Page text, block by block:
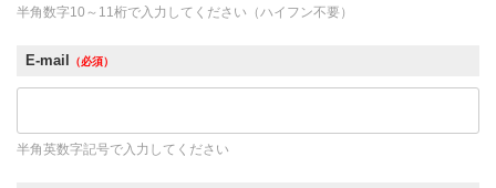
半角数字10～11桁で入力してください（ハイフン不要）
E-mail （必須）
半角英数字記号で入力してください